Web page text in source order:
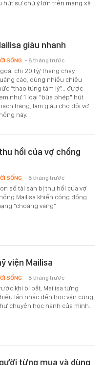
hút sự chú ý lớn trên mạng xã
giàu nhanh
chi 20 tỷ/ tháng chạy
cáo, dùng nhiều chiêu
“thao túng tâm lý”... được
như 1 loại "bùa phép" hút
hàng, làm giàu cho đôi vợ
này.
SỐNG - 8 tháng trước
hồi của vợ chồng
số tài sản bị thu hồi của vợ
Mailisa khiến cộng đồng
“choáng váng”.
SỐNG - 8 tháng trước
viện Mailisa
khi bị bắt, Mailisa từng
lần nhắc đến học vấn cũng
chuyện học hành của mình.
SỐNG - 8 tháng trước
từng mua và dùng